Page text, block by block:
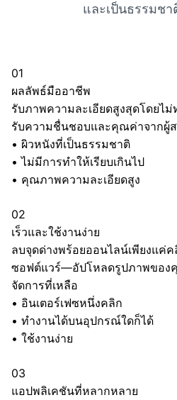
และเป็นธรรมช
01
ผลลัพธ์มืออาชีพ
รับภาพความละเอียดสูงสุดโดยไ
รับความชื่นชอบและคุณค่าจากผู้
• ผิวหนังที่เป็นธรรมชาติ
• ไม่มีการทำให้เรียบเกินไป
• คุณภาพความละเอียดสูง
02
เร็วและใช้งานง่าย
ลบจุดด่างพร้อยออนไลน์เพียงแค่ค
ซอฟต์แวร์—อัปโหลดรูปภาพของ
จัดการที่เหลือ
• อินเตอร์เฟซหนึ่งคลิก
• ทำงานได้บนอุปกรณ์ใดก็ได้
• ใช้งานง่าย
03
แอปพลิเคชันที่หลากหลาย